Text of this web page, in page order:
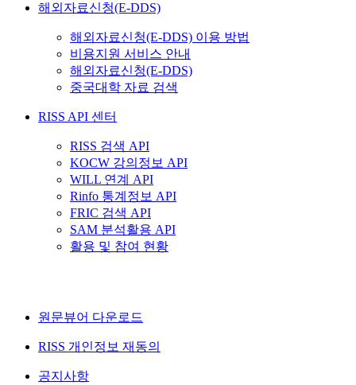
해외자료신청(E-DDS)
해외자료신청(E-DDS) 이용 방법
비용지원 서비스 안내
해외자료신청(E-DDS)
중국대학 자료 검색
RISS API 센터
RISS 검색 API
KOCW 강의정보 API
WILL 연계 API
Rinfo 통계정보 API
FRIC 검색 API
SAM 분석활용 API
활용 및 참여 현황
원문뷰어 다운로드
RISS 개인정보 재동의
공지사항